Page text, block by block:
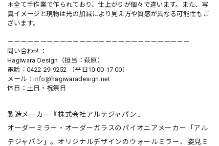
＊全て手作業で作られており、仕上がりが個々で違います。また、写
真イメージと現物は光の加減により見え方や質感が異なる可能性もご
ざいます。
ーーーーーーーーーーーーーーーーーーーーーーーーーーーー
問い合わせ：
Hagiwara Design（担当：萩原）
電話：0422-29-9252 （平日10:00-17:00）
メール：info@hagiwaradesign.net
休日：土日・祝祭日
製造メーカー『株式会社アルテジャパン 』
オーダーミラー・オーダーガラスのパイオニアメーカー「アル
テジャパン」。オリジナルデザインのウォールミラー、姿見ミ